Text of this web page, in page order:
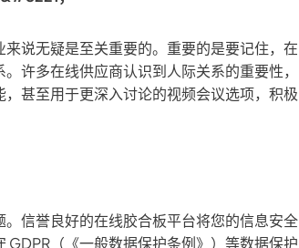
说无疑是至关重要的。重要的是要记住，在
许多在线供应商认识到人际关系的重要性，
甚至用于更深入讨论的视频会议选项，积极
信誉良好的在线胶合板平台将您的信息安全
（《一般数据保护条例》）等数据保护